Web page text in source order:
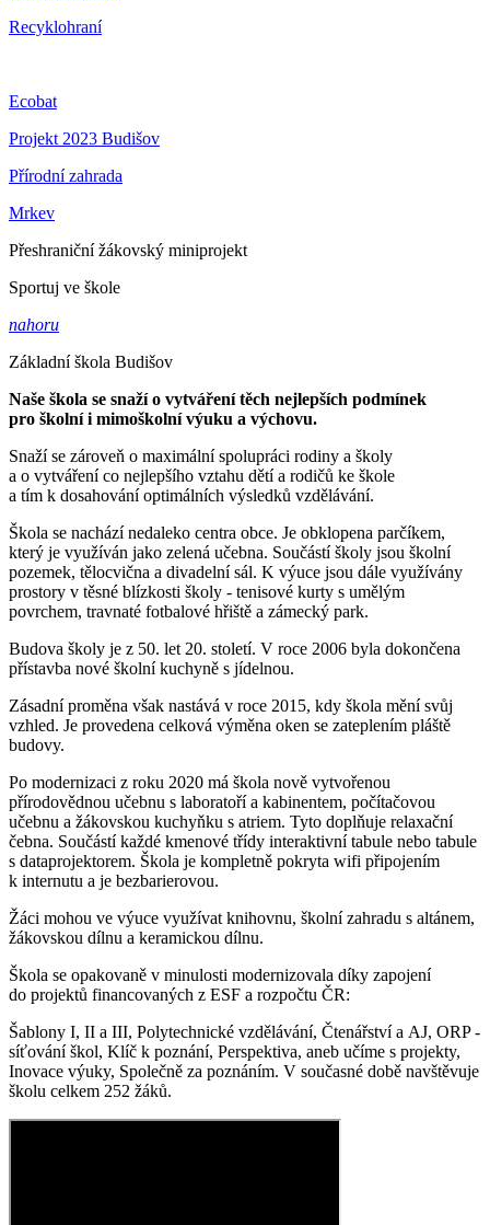
Recyklohraní
Ecobat
Projekt 2023 Budišov
Přírodní zahrada
Mrkev
Přeshraniční žákovský miniprojekt
Sportuj ve škole
nahoru
Základní škola Budišov
Naše škola se snaží o vytváření těch nejlepších podmínek
pro školní i mimoškolní výuku a výchovu.
Snaží se zároveň o maximální spolupráci rodiny a školy
a o vytváření co nejlepšího vztahu dětí a rodičů ke škole
a tím k dosahování optimálních výsledků vzdělávání.
Škola se nachází nedaleko centra obce. Je obklopena parčíkem,
který je využíván jako zelená učebna. Součástí školy jsou školní
pozemek, tělocvična a divadelní sál. K výuce jsou dále využívány
prostory v těsné blízkosti školy - tenisové kurty s umělým
povrchem, travnaté fotbalové hřiště a zámecký park.
Budova školy je z 50. let 20. století. V roce 2006 byla dokončena
přístavba nové školní kuchyně s jídelnou.
Zásadní proměna však nastává v roce 2015, kdy škola mění svůj
vzhled. Je provedena celková výměna oken se zateplením pláště
budovy.
Po modernizaci z roku 2020 má škola nově vytvořenou
přírodovědnou učebnu s laboratoří a kabinentem, počítačovou
učebnu a žákovskou kuchyňku s atriem. Tyto doplňuje relaxační
čebna. Součástí každé kmenové třídy interaktivní tabule nebo tabule
s dataprojektorem. Škola je kompletně pokryta wifi připojením
k internutu a je bezbarierovou.
Žáci mohou ve výuce využívat knihovnu, školní zahradu s altánem,
žákovskou dílnu a keramickou dílnu.
Škola se opakovaně v minulosti modernizovala díky zapojení
do projektů financovaných z ESF a rozpočtu ČR:
Šablony I, II a III, Polytechnické vzdělávání, Čtenářství a AJ, ORP -
síťování škol, Klíč k poznání, Perspektiva, aneb učíme s projekty,
Inovace výuky, Společně za poznáním. V současné době navštěvuje
školu celkem 252 žáků.